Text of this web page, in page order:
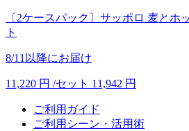
〔2ケースパック〕サッポロ 麦とホ
ト
8/11以降にお届け
11,220 円 /セット 11,942 円
ご利用ガイド
ご利用シーン・活用術